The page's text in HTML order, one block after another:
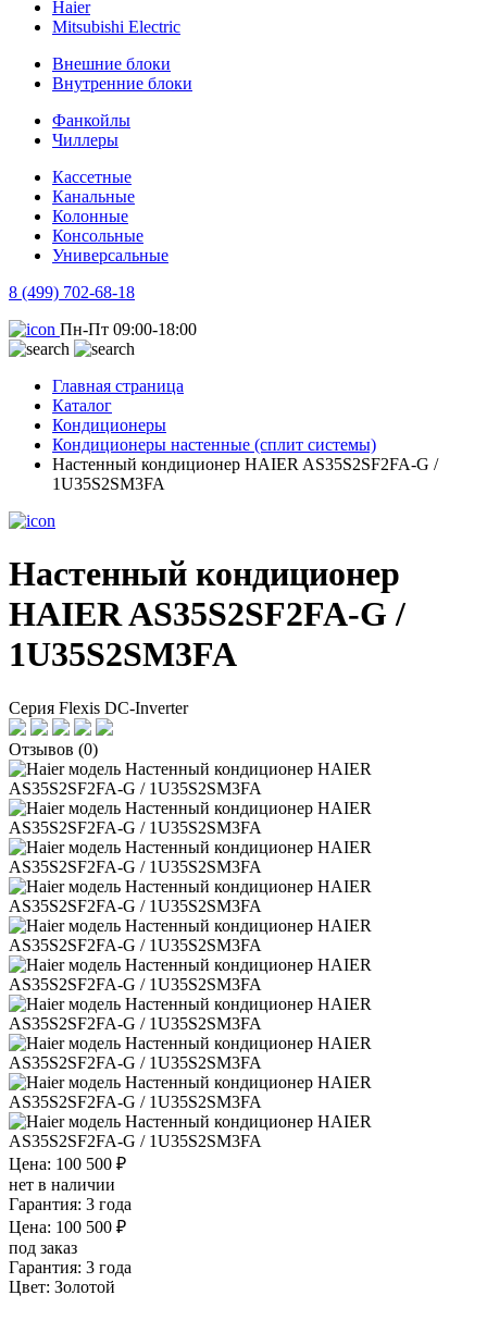
Haier
Mitsubishi Electric
Внешние блоки
Внутренние блоки
Фанкойлы
Чиллеры
Кассетные
Канальные
Колонные
Консольные
Универсальные
8 (499) 702-68-18
Пн-Пт 09:00-18:00
Главная страница
Каталог
Кондиционеры
Кондиционеры настенные (сплит системы)
Настенный кондиционер HAIER AS35S2SF2FA-G /
1U35S2SM3FA
Настенный кондиционер
HAIER AS35S2SF2FA-G /
1U35S2SM3FA
Серия Flexis DC-Inverter
Отзывов (0)
Цена: 100 500 ₽
нет в наличии
Гарантия: 3 года
Цена: 100 500 ₽
под заказ
Гарантия: 3 года
Цвет: Золотой